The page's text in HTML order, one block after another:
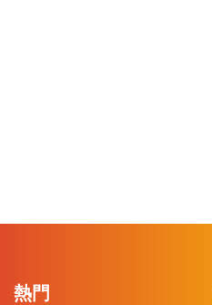
熱門